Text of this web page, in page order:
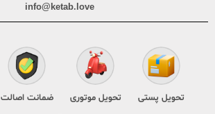
info@ketab.love
تحویل پستی تحویل موتوری ضمانت اصالت